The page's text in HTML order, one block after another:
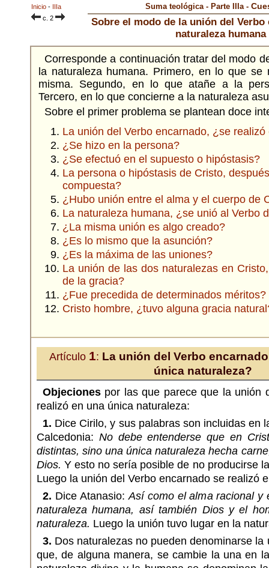
Inicio - IIIa
c. 2
Suma teológica - Parte IIIa -
Sobre el modo de la unión del Verbo
naturaleza humana
Corresponde a continuación tratar del modo
la naturaleza humana. Primero, en lo que
misma. Segundo, en lo que atañe a la
Tercero, en lo que concierne a la naturaleza
Sobre el primer problema se plantean doce
La unión del Verbo encarnado, ¿se
¿Se hizo en la persona?
¿Se efectuó en el supuesto o hipóstasis?
La persona o hipóstasis de Cristo,
compuesta?
¿Hubo unión entre el alma y el cuerpo de
La naturaleza humana, ¿se unió al Verbo
¿La misma unión es algo creado?
¿Es lo mismo que la asunción?
¿Es la máxima de las uniones?
La unión de las dos naturalezas en
de la gracia?
¿Fue precedida de determinados méritos?
Cristo hombre, ¿tuvo alguna gracia
Artículo 1: La unión del Verbo
única naturaleza?
Objeciones por las que parece que la unión
realizó en una única naturaleza:
1. Dice Cirilo, y sus palabras son incluidas en
Calcedonia: No debe entenderse que en
distintas, sino una única naturaleza hecha
Dios. Y esto no sería posible de no producirse
Luego la unión del Verbo encarnado se realizó
2. Dice Atanasio:Así como el alma racional y
naturaleza humana, así también Dios y el
naturaleza. Luego la unión tuvo lugar en la
3. Dos naturalezas no pueden denominarse la
que, de alguna manera, se cambie la una en